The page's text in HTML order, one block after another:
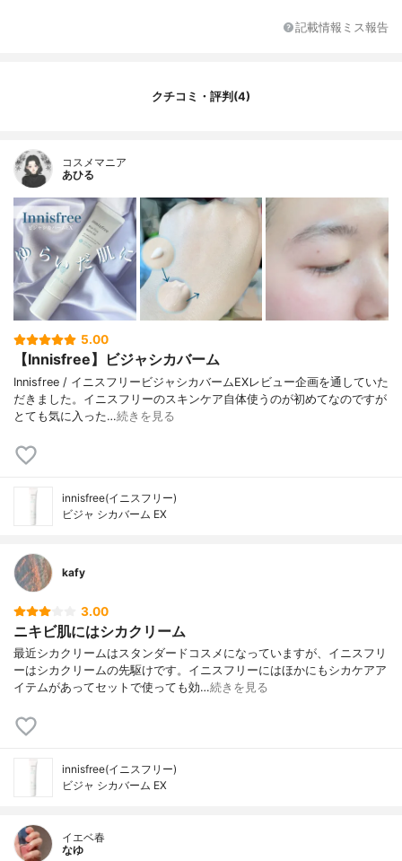
ル、グルコース、(C12-16)アルコール、1,2
(アクリレーツ/アクリル酸アルキル(C10-3
記載情報ミス報告
クチコミ・評判(4)
コスメマニア
あひる
5.00
【Innisfree】ビジャシカバーム
Innisfree / イニスフリービジャシカバームEXレビュー企画を通していた
だきました。イニスフリーのスキンケア自体使うのが初めてなのですが
とても気に入った…続きを見る
innisfree(イニスフリー)
ビジャ シカバーム EX
kafy
3.00
ニキビ肌にはシカクリーム
最近シカクリームはスタンダードコスメになっていますが、イニスフリ
ーはシカクリームの先駆けです。イニスフリーにはほかにもシカケアア
イテムがあってセットで使っても効…続きを見る
innisfree(イニスフリー)
ビジャ シカバーム EX
イエベ春
なゆ